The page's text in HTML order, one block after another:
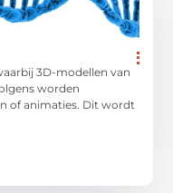
3D-modellen van
worden
of animaties. Dit wordt